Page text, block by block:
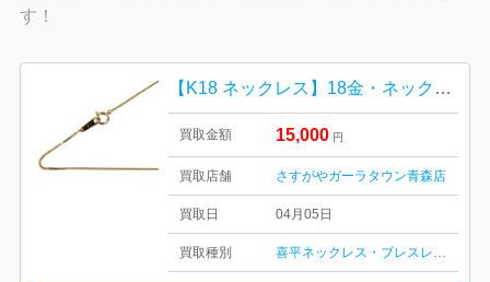
す！
【K18 ネックレス】18金・ネックレス・指輪・貴金属・アクセサリー・ジュエリー
買取金額 15,000 円
買取店舗 さすがやガーラタウン青森店
買取日 04月05日
買取種別 喜平ネックレス・ブレスレット